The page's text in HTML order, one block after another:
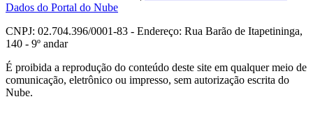
Dados do Portal do Nube
CNPJ: 02.704.396/0001-83 - Endereço: Rua Barão de Itapetininga,
140 - 9º andar
É proibida a reprodução do conteúdo deste site em qualquer meio de
comunicação, eletrônico ou impresso, sem autorização escrita do
Nube.